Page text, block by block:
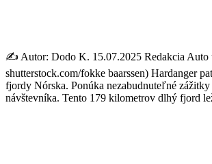
✍️ Autor: Dodo K. 15.07.2025 Redakcia Auto
shutterstock.com/fokke baarssen) Hardanger
fjordy Nórska. Ponúka nezabudnuteľné zážitky
návštevníka. Tento 179 kilometrov dlhý fjord